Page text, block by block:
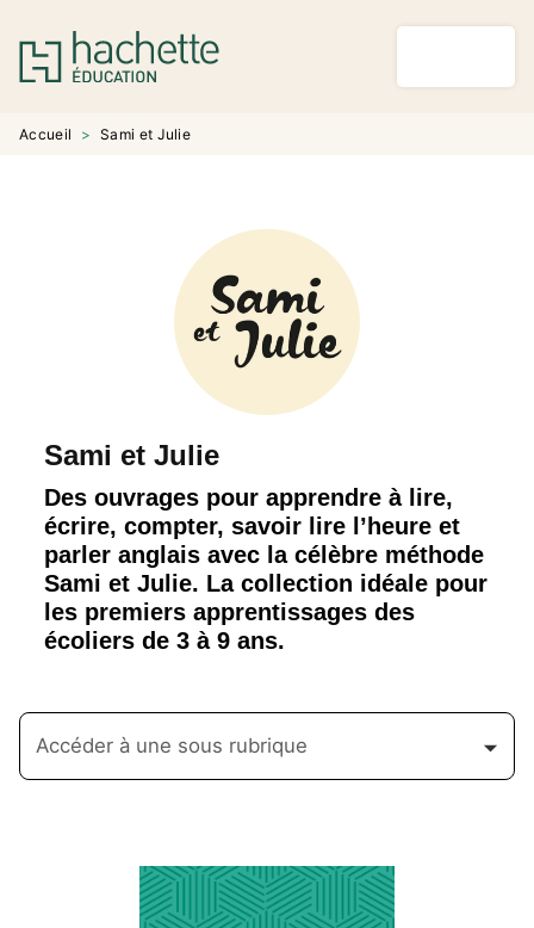
MENU RECHERCHE
PIED DE PAGE
Accueil > Sami et Julie
Sami et Julie
Des ouvrages pour apprendre à lire,
écrire, compter, savoir lire l’heure et
parler anglais avec la célèbre méthode
Sami et Julie. La collection idéale pour
les premiers apprentissages des
écoliers de 3 à 9 ans.
Accéder à une sous rubrique